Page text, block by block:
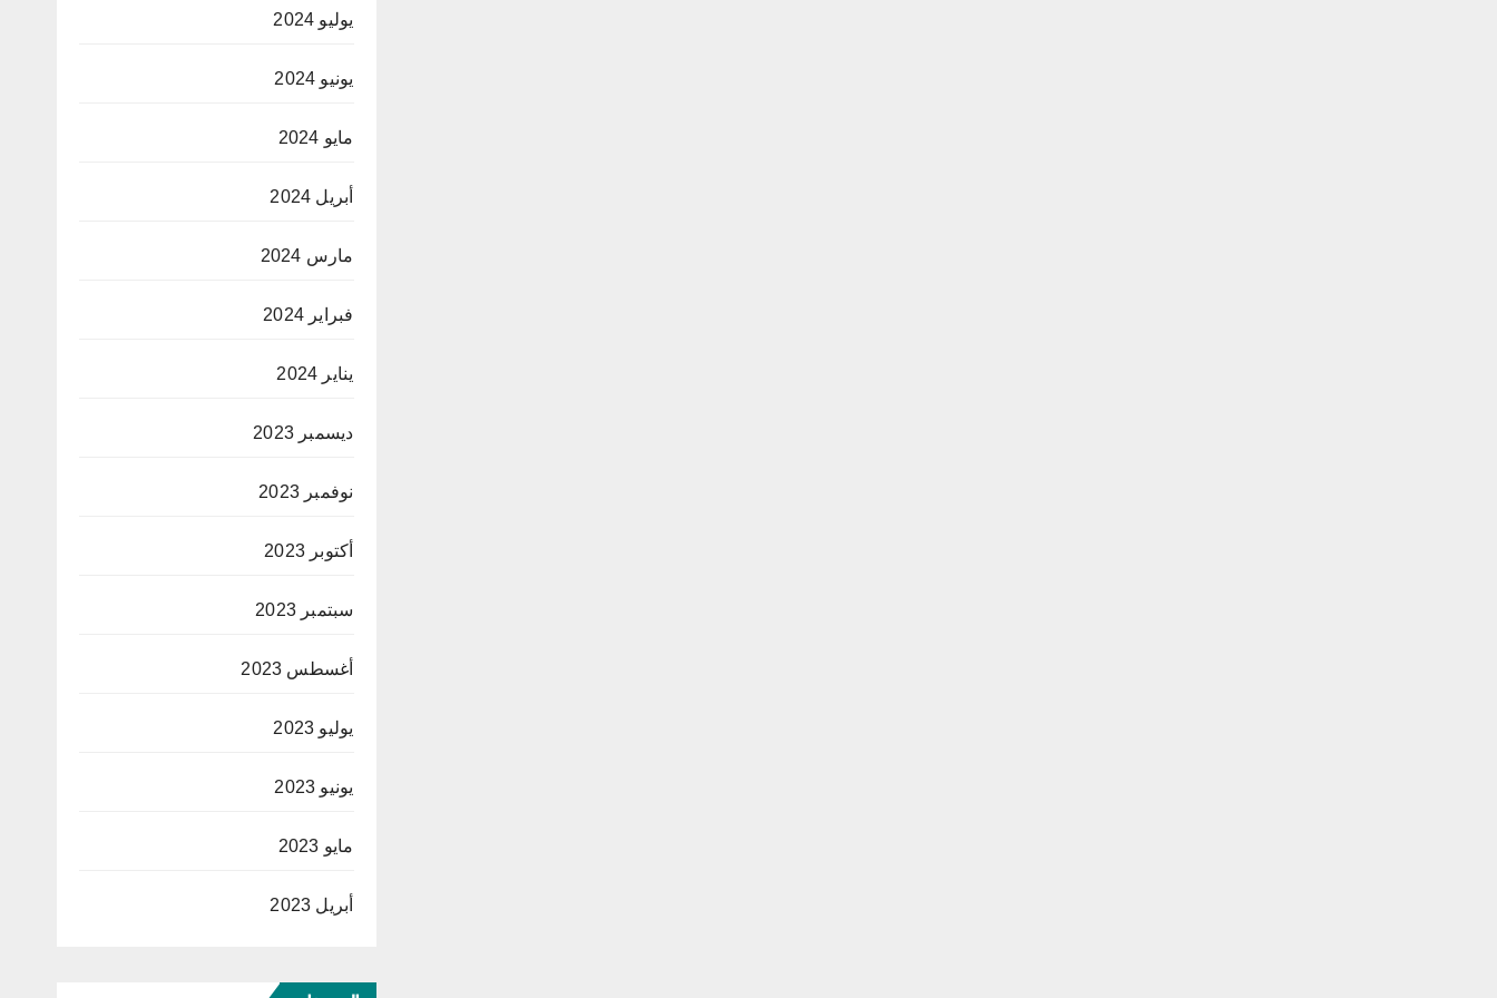
يوليو 2024
يونيو 2024
مايو 2024
أبريل 2024
مارس 2024
فبراير 2024
يناير 2024
ديسمبر 2023
نوفمبر 2023
أكتوبر 2023
سبتمبر 2023
أغسطس 2023
يوليو 2023
يونيو 2023
مايو 2023
أبريل 2023